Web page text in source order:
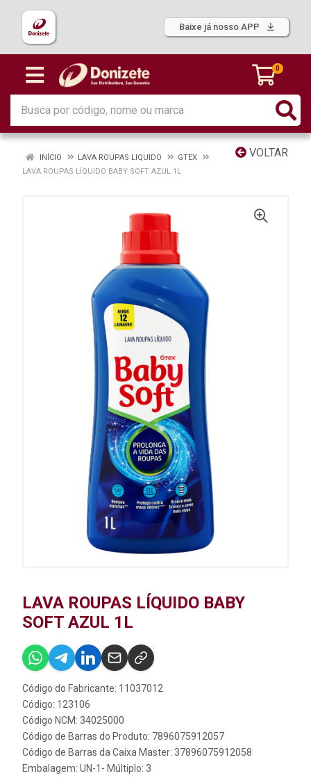
Baixe já nosso APP
0
VOLTAR
INÍCIO LAVA ROUPAS LIQUIDO
GTEX
LAVA ROUPAS LÍQUIDO BABY SOFT AZUL 1L
LAVA ROUPAS LÍQUIDO BABY
SOFT AZUL 1L
Código do Fabricante: 11037012
Código: 123106
Código NCM: 34025000
Código de Barras do Produto: 7896075912057
Código de Barras da Caixa Master: 37896075912058
Embalagem: UN-1- Múltiplo: 3